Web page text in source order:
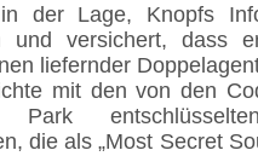
der Lage, Knopfs
und versichert, dass
liefernder
mit den von den
Park
die als „Most Secret